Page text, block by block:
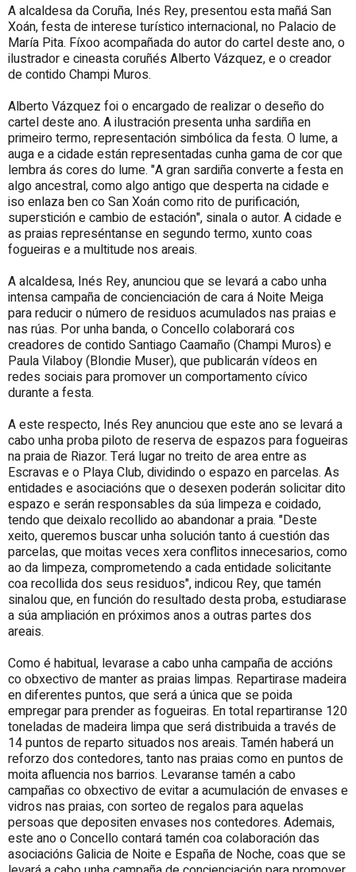
A alcaldesa da Coruña, Inés Rey, presentou esta mañá San
Xoán, festa de interese turístico internacional, no Palacio de
María Pita. Fíxoo acompañada do autor do cartel deste ano, o
ilustrador e cineasta coruñés Alberto Vázquez, e o creador
de contido Champi Muros.
Alberto Vázquez foi o encargado de realizar o deseño do
cartel deste ano. A ilustración presenta unha sardiña en
primeiro termo, representación simbólica da festa. O lume, a
auga e a cidade están representadas cunha gama de cor que
lembra ás cores do lume. "A gran sardiña converte a festa en
algo ancestral, como algo antigo que desperta na cidade e
iso enlaza ben co San Xoán como rito de purificación,
superstición e cambio de estación", sinala o autor. A cidade e
as praias represéntanse en segundo termo, xunto coas
fogueiras e a multitude nos areais.
A alcaldesa, Inés Rey, anunciou que se levará a cabo unha
intensa campaña de concienciación de cara á Noite Meiga
para reducir o número de residuos acumulados nas praias e
nas rúas. Por unha banda, o Concello colaborará cos
creadores de contido Santiago Caamaño (Champi Muros) e
Paula Vilaboy (Blondie Muser), que publicarán vídeos en
redes sociais para promover un comportamento cívico
durante a festa.
A este respecto, Inés Rey anunciou que este ano se levará a
cabo unha proba piloto de reserva de espazos para fogueiras
na praia de Riazor. Terá lugar no treito de area entre as
Escravas e o Playa Club, dividindo o espazo en parcelas. As
entidades e asociacións que o desexen poderán solicitar dito
espazo e serán responsables da súa limpeza e coidado,
tendo que deixalo recollido ao abandonar a praia. "Deste
xeito, queremos buscar unha solución tanto á cuestión das
parcelas, que moitas veces xera conflitos innecesarios, como
ao da limpeza, comprometendo a cada entidade solicitante
coa recollida dos seus residuos", indicou Rey, que tamén
sinalou que, en función do resultado desta proba, estudiarase
a súa ampliación en próximos anos a outras partes dos
areais.
Como é habitual, levarase a cabo unha campaña de accións
co obxectivo de manter as praias limpas. Repartirase madeira
en diferentes puntos, que será a única que se poida
empregar para prender as fogueiras. En total repartiranse 120
toneladas de madeira limpa que será distribuida a través de
14 puntos de reparto situados nos areais. Tamén haberá un
reforzo dos contedores, tanto nas praias como en puntos de
moita afluencia nos barrios. Levaranse tamén a cabo
campañas co obxectivo de evitar a acumulación de envases e
vidros nas praias, con sorteo de regalos para aquelas
persoas que depositen envases nos contedores. Ademais,
este ano o Concello contará tamén coa colaboración das
asociacións Galicia de Noite e España de Noche, coas que se